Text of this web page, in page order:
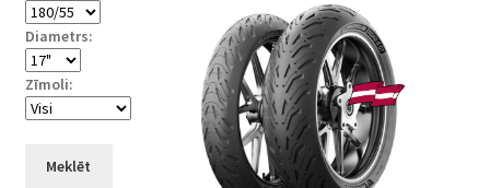
Diametrs:
Zīmoli:
Meklēt